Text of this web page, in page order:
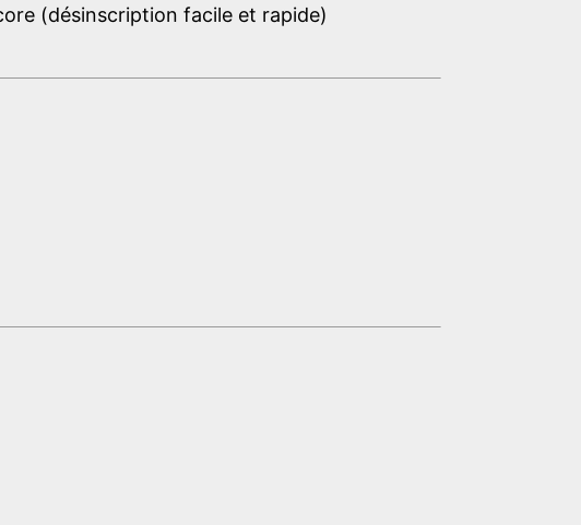
(désinscription facile et rapide)